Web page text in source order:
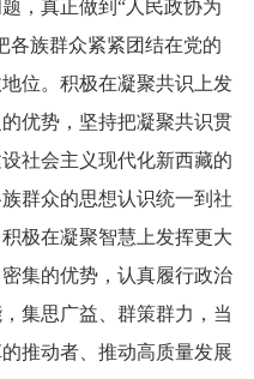
，真正做到“人民政协为
各族群众紧紧团结在党的
位。积极在凝聚共识上发
优势，坚持把凝聚共识贯
社会主义现代化新西藏的
群众的思想认识统一到社
极在凝聚智慧上发挥更大
集的优势，认真履行政治
集思广益、群策群力，当
推动者、推动高质量发展